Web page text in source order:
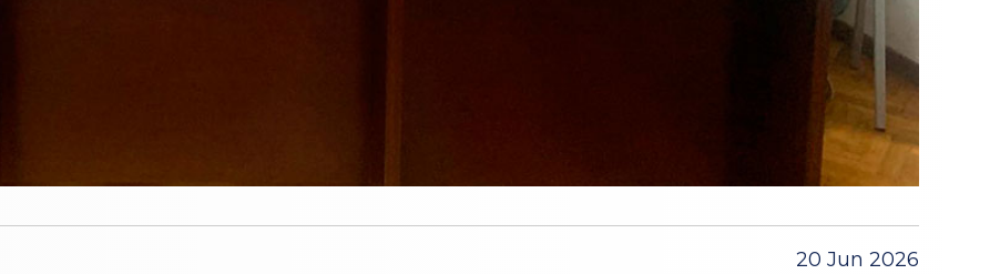
20 Jun 2026